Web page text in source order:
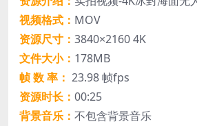
视频格式： MOV
资源尺寸： 3840×2160 4K
文件大小： 178MB
帧 数 率： 23.98 帧fps
资源时长： 00:25
背景音乐： 不包含背景音乐